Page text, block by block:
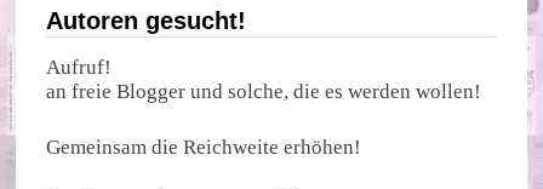
Autoren gesucht!
Aufruf!
an freie Blogger und solche, die es werden wollen!
Gemeinsam die Reichweite erhöhen!